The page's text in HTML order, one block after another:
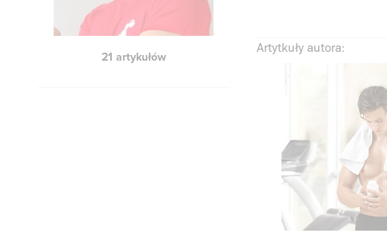
21 artykułów
Artytkuły autora: